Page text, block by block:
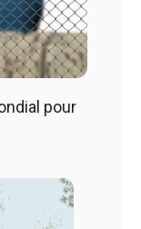
pour